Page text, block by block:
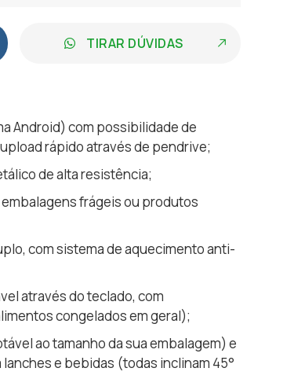
TIRAR DÚVIDAS
Android) com possibilidade de
rápido através de pendrive;
de alta resistência;
frágeis ou produtos
com sistema de aquecimento anti-
através do teclado, com
congelados em geral);
ao tamanho da sua embalagem) e
e bebidas (todas inclinam 45°